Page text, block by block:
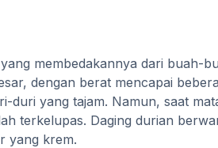
membedakannya dari buah-
dengan berat mencapai
duri yang tajam. Namun, saat
terkelupas. Daging durian
yang krem.